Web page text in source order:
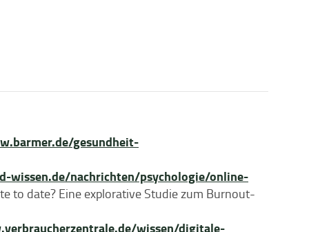
gesundheit-
wissen.de/nachrichten/psychologie/online-
to date? Eine explorative Studie zum Burnout-
wissen/digitale-